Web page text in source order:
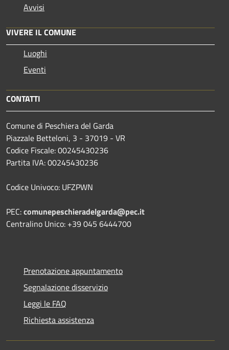
Avvisi
VIVERE IL COMUNE
Luoghi
Eventi
CONTATTI
Comune di Peschiera del Garda
Piazzale Betteloni, 3 - 37019 - VR
Codice Fiscale: 00245430236
Partita IVA: 00245430236
Codice Univoco: UFZPWN
PEC:comunepeschieradelgarda@pec.it
Centralino Unico: +39 045 6444700
Prenotazione appuntamento
Segnalazione disservizio
Leggi le FAQ
Richiesta assistenza